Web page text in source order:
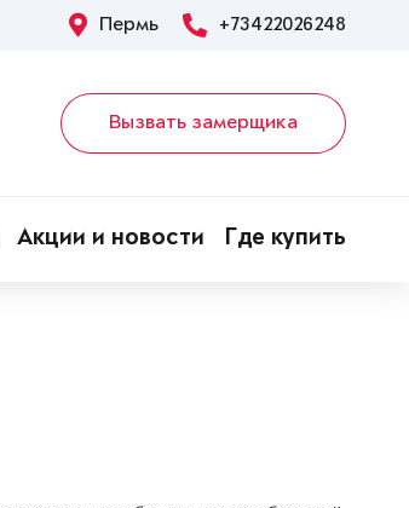
Пермь +73422026248
Вызвать замерщика
Акции и новости Где купить